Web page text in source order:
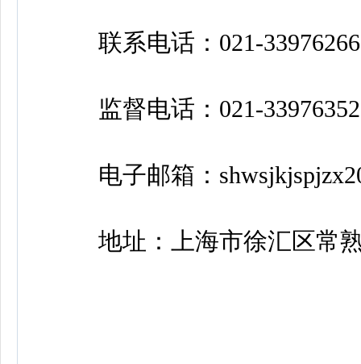
联系电话：021-33976266
监督电话：021-33976352
电子邮箱：
地址：上海市徐汇区常熟